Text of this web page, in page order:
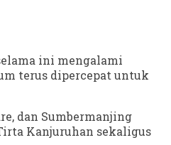
ini mengalami
terus dipercepat untuk
dan Sumbermanjing
Kanjuruhan sekaligus